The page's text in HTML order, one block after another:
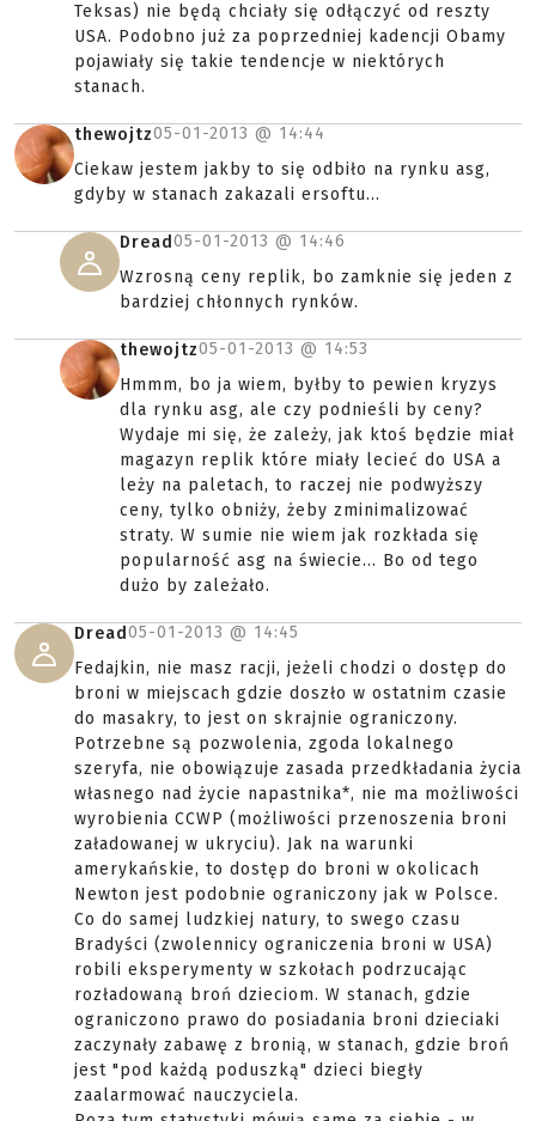
Teksas) nie będą chciały się odłączyć od reszty
USA. Podobno już za poprzedniej kadencji Obamy
pojawiały się takie tendencje w niektórych
stanach.
thewojtz05-01-2013 @ 14:44
Ciekaw jestem jakby to się odbiło na rynku asg,
gdyby w stanach zakazali ersoftu...
Dread05-01-2013 @ 14:46
Wzrosną ceny replik, bo zamknie się jeden z
bardziej chłonnych rynków.
thewojtz05-01-2013 @ 14:53
Hmmm, bo ja wiem, byłby to pewien kryzys
dla rynku asg, ale czy podnieśli by ceny?
Wydaje mi się, że zależy, jak ktoś będzie miał
magazyn replik które miały lecieć do USA a
leży na paletach, to raczej nie podwyższy
ceny, tylko obniży, żeby zminimalizować
straty. W sumie nie wiem jak rozkłada się
popularność asg na świecie... Bo od tego
dużo by zależało.
Dread05-01-2013 @ 14:45
Fedajkin, nie masz racji, jeżeli chodzi o dostęp do
broni w miejscach gdzie doszło w ostatnim czasie
do masakry, to jest on skrajnie ograniczony.
Potrzebne są pozwolenia, zgoda lokalnego
szeryfa, nie obowiązuje zasada przedkładania życia
własnego nad życie napastnika*, nie ma możliwości
wyrobienia CCWP (możliwości przenoszenia broni
załadowanej w ukryciu). Jak na warunki
amerykańskie, to dostęp do broni w okolicach
Newton jest podobnie ograniczony jak w Polsce.
Co do samej ludzkiej natury, to swego czasu
Bradyści (zwolennicy ograniczenia broni w USA)
robili eksperymenty w szkołach podrzucając
rozładowaną broń dzieciom. W stanach, gdzie
ograniczono prawo do posiadania broni dzieciaki
zaczynały zabawę z bronią, w stanach, gdzie broń
jest "pod każdą poduszką" dzieci biegły
zaalarmować nauczyciela.